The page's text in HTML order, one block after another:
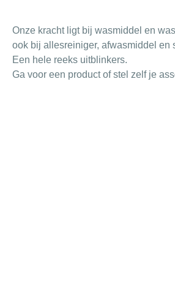
Onze kracht ligt bij wasmiddel en
ook bij allesreiniger, afwasmiddel en
Een hele reeks uitblinkers.
Ga voor een product of stel zelf je